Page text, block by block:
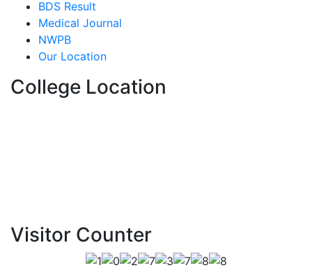
09
Jul
1st, 2nd & 3rd Professional
BDS Examination Written
BDS Result
Medical Journal
NWPB
Our Location
College Location
Visitor Counter